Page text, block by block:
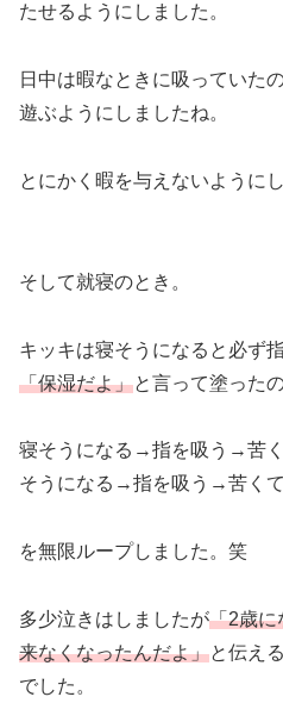
たせるようにしました。
日中は暇なときに吸っていた
遊ぶようにしましたね。
とにかく暇を与えないようにし
そして就寝のとき。
キッキは寝そうになると必ず
「保湿だよ」と言って塗った
寝そうになる→指を吸う→苦
そうになる→指を吸う→苦く
を無限ループしました。笑
多少泣きはしましたが「2歳に
来なくなったんだよ」と伝え
でした。